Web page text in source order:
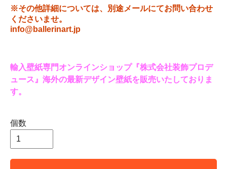
※その他詳細については、別途メールにてお問い合わせ
くださいませ。
info@ballerinart.jp
輸入壁紙専門オンラインショップ『株式会社装飾プロデ
ュース』海外の最新デザイン壁紙を販売いたしておりま
す。
個数